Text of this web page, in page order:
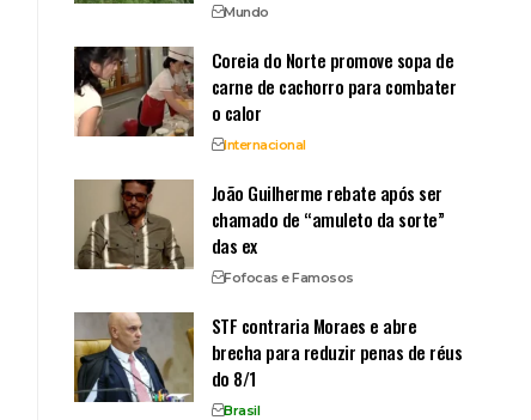
Mundo
Coreia do Norte promove sopa de
carne de cachorro para combater
o calor
Internacional
João Guilherme rebate após ser
chamado de “amuleto da sorte”
das ex
Fofocas e Famosos
STF contraria Moraes e abre
brecha para reduzir penas de réus
do 8/1
Brasil